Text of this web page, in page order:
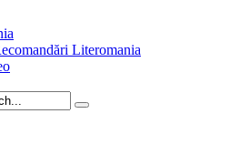
Literomania